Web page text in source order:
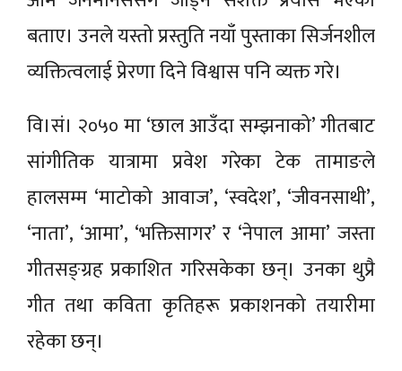
बताए। उनले यस्तो प्रस्तुति नयाँ पुस्ताका सिर्जनशील
व्यक्तित्वलाई प्रेरणा दिने विश्वास पनि व्यक्त गरे।
वि।सं। २०५० मा ‘छाल आउँदा सम्झनाको’ गीतबाट
सांगीतिक यात्रामा प्रवेश गरेका टेक तामाङले
हालसम्म ‘माटोको आवाज’, ‘स्वदेश’, ‘जीवनसाथी’,
‘नाता’, ‘आमा’, ‘भक्तिसागर’ र ‘नेपाल आमा’ जस्ता
गीतसङ्ग्रह प्रकाशित गरिसकेका छन्। उनका थुप्रै
गीत तथा कविता कृतिहरू प्रकाशनको तयारीमा
रहेका छन्।